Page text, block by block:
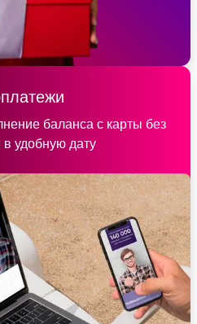
баланса с карты без
в удобную дату